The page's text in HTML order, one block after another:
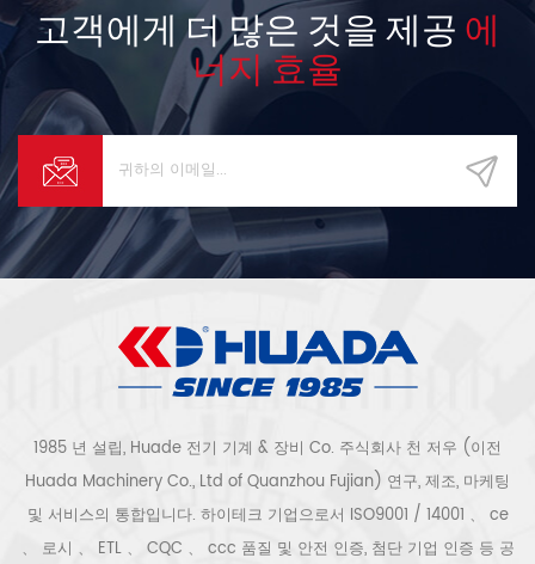
고객에게 더 많은 것을 제공 에
너지 효율
1985 년 설립, Huade 전기 기계 & 장비 Co. 주식회사 천 저우 (이전
Huada Machinery Co., Ltd of Quanzhou Fujian) 연구, 제조, 마케팅
및 서비스의 통합입니다. 하이테크 기업으로서 ISO9001 / 14001 、 ce
、 로시 、 ETL 、 CQC 、 ccc 품질 및 안전 인증, 첨단 기업 인증 등 공